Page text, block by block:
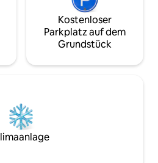
Kostenloser
Parkplatz auf dem
Grundstück